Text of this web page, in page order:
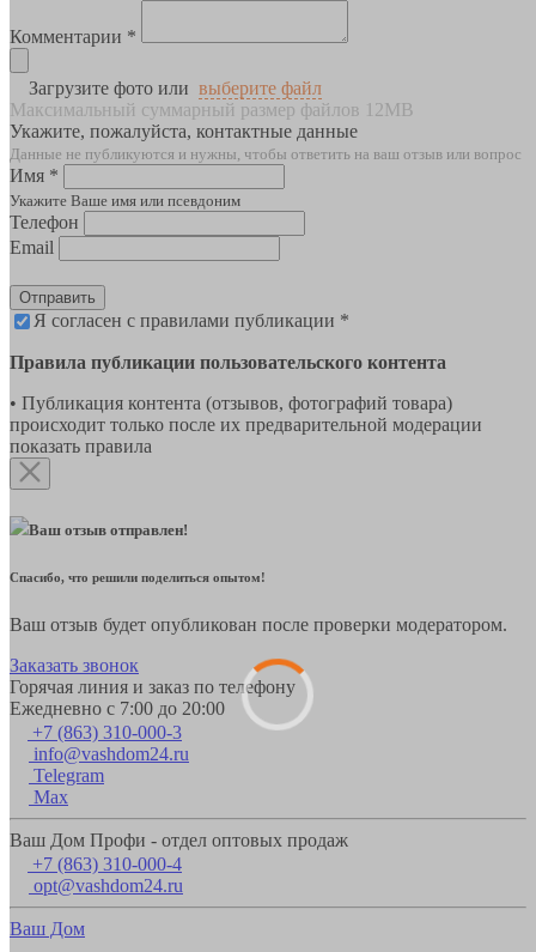
Комментарии *
Загрузите фото или выберите файл
Максимальный суммарный размер файлов 12MB
Укажите, пожалуйста, контактные данные
Данные не публикуются и нужны, чтобы ответить на ваш отзыв или вопрос
Имя *
Укажите Ваше имя или псевдоним
Телефон
Email
Отправить
Я согласен с правилами публикации *
Правила публикации пользовательского контента
• Публикация контента (отзывов, фотографий товара)
происходит только после их предварительной модерации
показать правила
Ваш отзыв отправлен!
Спасибо, что решили поделиться опытом!
Ваш отзыв будет опубликован после проверки модератором.
Заказать звонок
Горячая линия и заказ по телефону
Ежедневно с 7:00 до 20:00
+7 (863) 310-000-3
info@vashdom24.ru
Telegram
Max
Ваш Дом Профи - отдел оптовых продаж
+7 (863) 310-000-4
opt@vashdom24.ru
Ваш Дом